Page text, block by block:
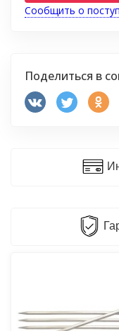
Сообщить о
Поделиться в